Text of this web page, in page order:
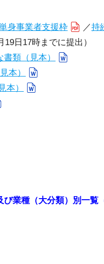
身事業者支援枠 ／持
19日17時までに提出）
類（見本）
本）
本）
業種（大分類）別一